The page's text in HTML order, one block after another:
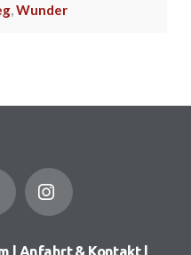
, Wunder
Anfahrt & Kontakt